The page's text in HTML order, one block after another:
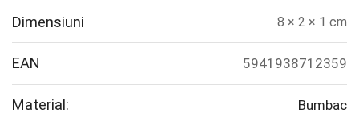
Dimensiuni 8 × 2 × 1 cm
EAN 5941938712359
Material: Bumbac